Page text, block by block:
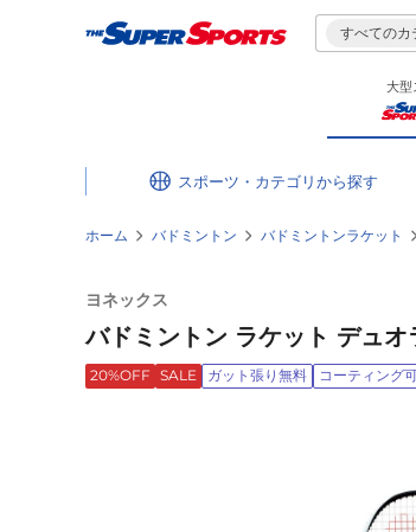
すべてのカ
大型
スポーツ・カテゴリ
ホーム バドミントン バドミントンラケット
ヨネックス
バドミントン ラケット デュ
20%OFF SALE ガット張り無料 コーティング